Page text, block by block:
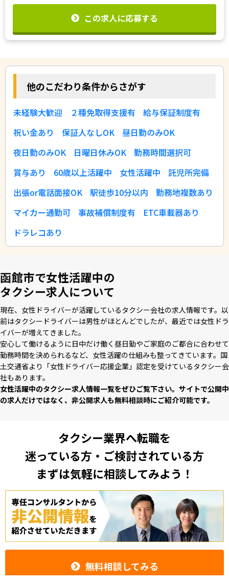
この求人に応募する
他のこだわり条件からさがす
未経験大歓迎 ２種免取得支援有
給与保証制度有
祝い金あり
保証人なしOK
昼日勤のみOK
夜日勤のみOK
日曜日休みOK
勤務時間選択可
賞与あり
60歳以上活躍中 女性活躍中
託児所完備
出張or電話面接OK
駅徒歩10分以内
勤務地複数あり
マイカー通勤可
事故補償制度有
ETC車載器あり
ドラレコあり
函館市で女性活躍中の
タクシー求人について
現在、⼥性ドライバーが活躍しているタクシー会社の求⼈情報です。以
前はタクシードライバーは男性がほとんどでしたが、最近では⼥性ドラ
イバーが増えてきました。
安⼼して働けるように⽇中だけ働く昼⽇勤やご家庭のご都合に合わせて
勤務時間を決められるなど、⼥性活躍の仕組みも整ってきています。国
⼟交通省より「⼥性ドライバー応援企業」認定を受けているタクシー会
社もあります。
⼥性活躍中のタクシー求⼈情報⼀覧をぜひご覧下さい。サイトで公開中
の求⼈だけではなく、⾮公開求⼈も無料相談時にご紹介可能です。
タクシー業界へ転職を
迷っている方・ご検討されている方
まずは気軽に相談してみよう！
無料相談してみる